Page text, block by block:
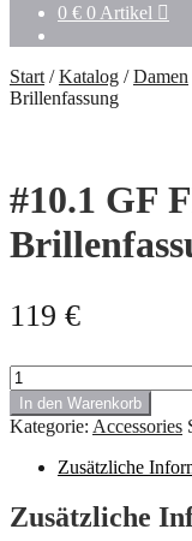
0 € 0 Artikel
Start /Katalog /Damen
Brillenfassung
#10.1 GF
119 €
#10.1
GF
FERRE
goldene
Brillenfassung
Menge
In den Warenkorb
Kategorie: Accessories
Zusätzliche
Zusätzliche